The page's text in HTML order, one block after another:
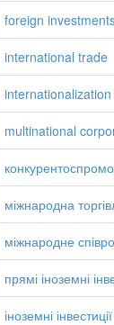
foreign
international trade
internationalization
multinational
міжнародна
міжнародне
прямі іноземні
іноземні інвестиції